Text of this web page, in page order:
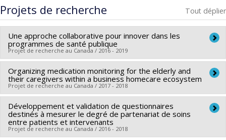
Cycle :Maîtrise
Diplôme obtenu :M. Sc.
Lien vers le document dans Papyrus
Projets de recherche Tout déplier
Une approche collaborative pour innover dans les
programmes de santé publique
Projet de recherche au Canada / 2016 - 2019
Chercheur principal : Réjean Hébert
Co-chercheurs : Pascale Lehoux,Bryn Williams-Jones
Sources de financement :FRQNT/Fonds de recherche du
Québec - Nature et technologies (FQRNT)
Programmes de subvention :PVXXXXXX-(FQ) Programme
Samuel-De Champlain (volet Recherche)
Organizing medication monitoring for the elderly and
their caregivers within a business homecare ecosystem
Projet de recherche au Canada / 2017 - 2018
Chercheur principal : Francisco-Javier Olleros
Co-chercheurs : Réjean Hébert
Sources de financement :Secrétariat Inter-Conseil et
Développement et validation de questionnaires
destinés à mesurer le degré de partenariat de soins
entre patients et intervenants
Projet de recherche au Canada / 2016 - 2018